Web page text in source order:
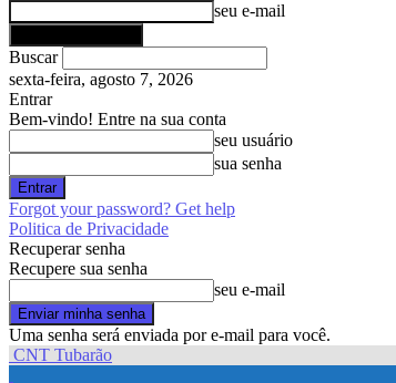
seu e-mail
Buscar
sexta-feira, agosto 7, 2026
Entrar
Bem-vindo! Entre na sua conta
seu usuário
sua senha
Forgot your password? Get help
Politica de Privacidade
Recuperar senha
Recupere sua senha
seu e-mail
Uma senha será enviada por e-mail para você.
CNT Tubarão